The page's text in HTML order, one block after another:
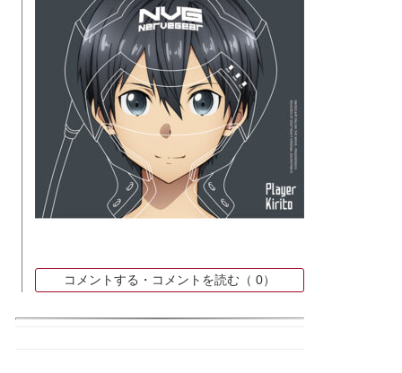
コメントする・コメントを読む（ 0）